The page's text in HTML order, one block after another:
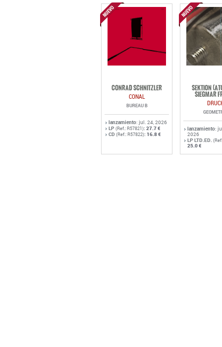
CONRAD SCHNITZLER
CONAL
BUREAU B
lanzamiento: jul. 24, 2026
LP (Ref.: R57821): 27.7 €
CD (Ref.: R57822): 16.8 €
SEKTION
SIEGMAR
lanzamiento:
2026
LP LTD.ED.
25.0 €